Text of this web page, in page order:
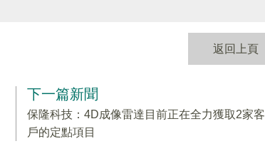
返回上頁
下一篇新聞
保隆科技：4D成像雷達目前正在全力獲取2家客
戶的定點項目